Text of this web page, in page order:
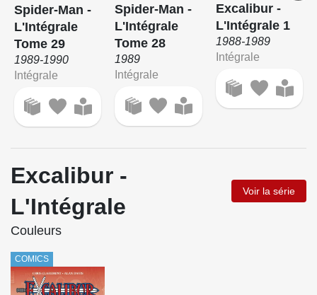
Spider-Man -
L'Intégrale
Tome 29
1989-1990
Intégrale
Spider-Man -
L'Intégrale
Tome 28
1989
Intégrale
Excalibur -
L'Intégrale 1
1988-1989
Intégrale
Excalibur -
L'Intégrale
Voir la série
Couleurs
COMICS